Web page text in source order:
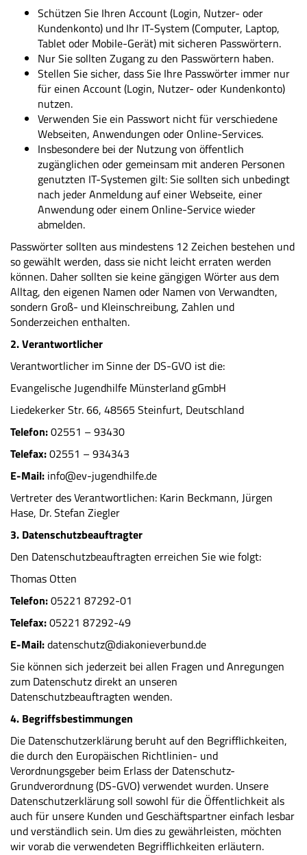
Schützen Sie Ihren Account (Login, Nutzer- oder
Kundenkonto) und Ihr IT-System (Computer, Laptop,
Tablet oder Mobile-Gerät) mit sicheren Passwörtern.
Nur Sie sollten Zugang zu den Passwörtern haben.
Stellen Sie sicher, dass Sie Ihre Passwörter immer nur
für einen Account (Login, Nutzer- oder Kundenkonto)
nutzen.
Verwenden Sie ein Passwort nicht für verschiedene
Webseiten, Anwendungen oder Online-Services.
Insbesondere bei der Nutzung von öffentlich
zugänglichen oder gemeinsam mit anderen Personen
genutzten IT-Systemen gilt: Sie sollten sich unbedingt
nach jeder Anmeldung auf einer Webseite, einer
Anwendung oder einem Online-Service wieder
abmelden.
Passwörter sollten aus mindestens 12 Zeichen bestehen und
so gewählt werden, dass sie nicht leicht erraten werden
können. Daher sollten sie keine gängigen Wörter aus dem
Alltag, den eigenen Namen oder Namen von Verwandten,
sondern Groß- und Kleinschreibung, Zahlen und
Sonderzeichen enthalten.
2. Verantwortlicher
Verantwortlicher im Sinne der DS-GVO ist die:
Evangelische Jugendhilfe Münsterland gGmbH
Liedekerker Str. 66, 48565 Steinfurt, Deutschland
Telefon:02551 – 93430
Telefax:02551 – 934343
E-Mail: info@ev-jugendhilfe.de
Vertreter des Verantwortlichen: Karin Beckmann, Jürgen
Hase, Dr. Stefan Ziegler
3. Datenschutzbeauftragter
Den Datenschutzbeauftragten erreichen Sie wie folgt:
Thomas Otten
Telefon:05221 87292-01
Telefax:05221 87292-49
E-Mail:datenschutz@diakonieverbund.de
Sie können sich jederzeit bei allen Fragen und Anregungen
zum Datenschutz direkt an unseren
Datenschutzbeauftragten wenden.
4. Begriffsbestimmungen
Die Datenschutzerklärung beruht auf den Begrifflichkeiten,
die durch den Europäischen Richtlinien- und
Verordnungsgeber beim Erlass der Datenschutz-
Grundverordnung (DS-GVO) verwendet wurden. Unsere
Datenschutzerklärung soll sowohl für die Öffentlichkeit als
auch für unsere Kunden und Geschäftspartner einfach lesbar
und verständlich sein. Um dies zu gewährleisten, möchten
wir vorab die verwendeten Begrifflichkeiten erläutern.